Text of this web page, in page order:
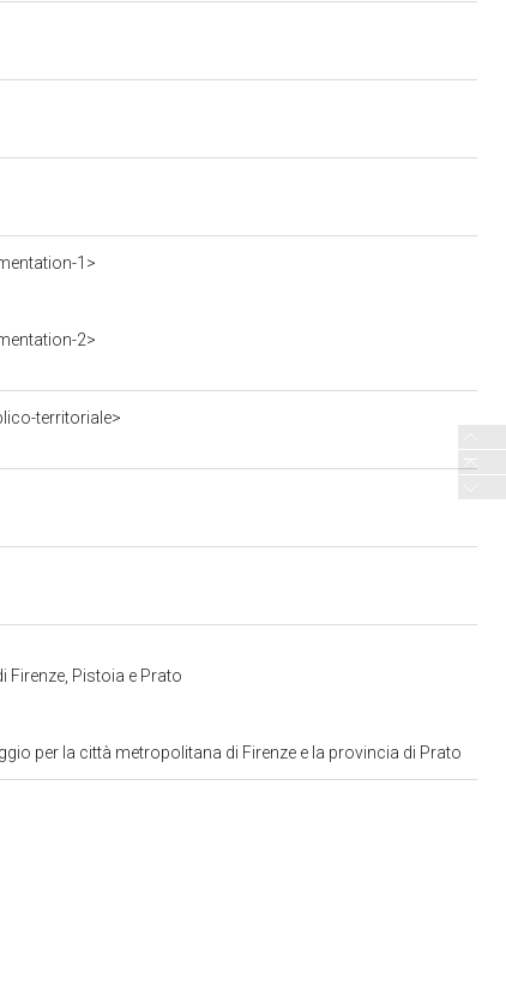
1>
2>
territoriale>
Firenze, Pistoia e Prato
per la città metropolitana di Firenze e la provincia di Prato